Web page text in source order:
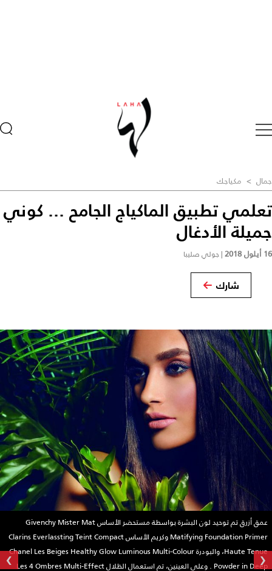
جمال > مكياجك
تعلمي تطبيق الماكياج الجامح ... كوني
جميلة الأدغال
16 أيلول 2018 |جولي صليبا
شارك
عمق أزرق تم توحيد لون البشرة بواسطة مستحضر الأساس Givenchy Mister Mat
Matifying Foundation Primer وكريم الأساس Clarins Everlassting Teint Compact
Haute Tenue، والبودرة Chanel Les Beiges Healthy Glow Luminous Multi-Colour
Powder in Deep . وعلى العينين، تم استعمال الظلال Les 4 Ombres Multi-Effect
‹
›